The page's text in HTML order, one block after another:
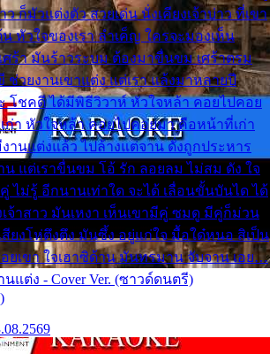
ว ก็มัวแต่งตัว สวยเด่น นั่งเคียงเจ้าบ่าว ที่เขา
น หัวใจของเรา ลำเค็ญ ใครจะมองเห็น
ศร้า มันร้าวระบม ต้องมาขื่นขม เศร้าตรม
วยงานเขาแต่ง แต่เรา แล้งมาหลายปี
โชคดี ได้มีพิธีวิวาห์ หัวใจหล้า คอยไปคอย
ก่า หัวใจหล้า คอยไปคอยมา คือหน้าที่เก่า
านแต่งแล้ว ไปล้างแต่จาน ดั่งถูกประหาร
น แต่เราขื่นขม โอ้ รัก ลอยลม ไม่สม ดัง ใจ
ไม่รู้ อีกนานเท่าใด จะได้ เลื่อนขั้นบันได ได้
จ้าสาว มันเหงา เห็นเขามีคู่ ซมดู มีคู่ก็ม่วน
ยงโห่ตึงตึง มันซึ้ง อยู่แก่ใจ มื้อใด๋หนอ สิเป็น
ยเขา ใจเฮาซิด้าน มันทรมาน จับจาน เอย…
นแต่ง - Cover Ver. (ซาวด์ดนตรี)